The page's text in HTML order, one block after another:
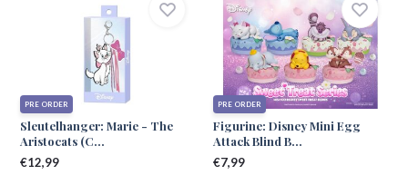
PRE ORDER
Sleutelhanger: Marie - The
Aristocats (C...
€12,99
PRE ORDER
Figurine: Disney Mini Egg
Attack Blind B...
€7,99